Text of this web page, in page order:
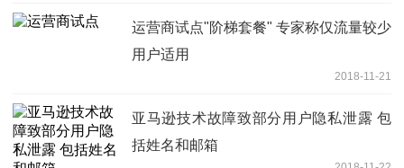
运营商试点"阶梯套餐" 专家称仅流量较少
用户适用
2018-11-21
亚马逊技术故障致部分用户隐私泄露 包
括姓名和邮箱